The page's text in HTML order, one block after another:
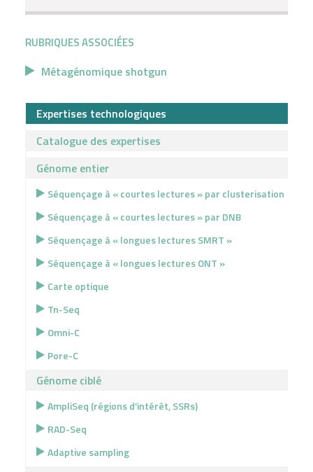
RUBRIQUES ASSOCIÉES
Métagénomique shotgun
Expertises technologiques
Catalogue des expertises
Génome entier
Séquençage à « courtes lectures » par clusterisation
Séquençage à « courtes lectures » par DNB
Séquençage à « longues lectures SMRT »
Séquençage à « longues lectures ONT »
Carte optique
Tn-Seq
Omni-C
Pore-C
Génome ciblé
AmpliSeq (régions d’intérêt, SSRs)
RAD-Seq
Adaptive sampling